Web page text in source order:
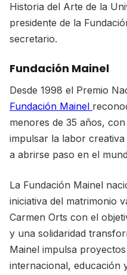
Historia del Arte de la
presidente de la
secretario.
Fundación Mainel
Desde 1998 el Premio
Fundación Mainel
menores de 35 años,
impulsar la labor
a abrirse paso en el
La Fundación Mainel
iniciativa del matrimonio
Carmen Orts con el
y una solidaridad
Mainel impulsa
internacional, educación